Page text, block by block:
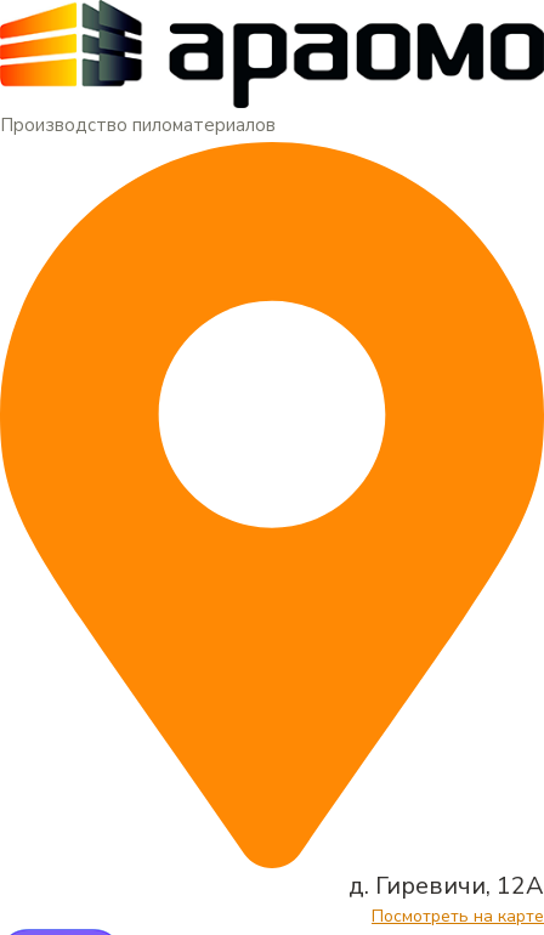
Производство пиломатериалов
д. Гиревичи, 12А
Посмотреть на карте
Меню
Перейти
к
содержимому